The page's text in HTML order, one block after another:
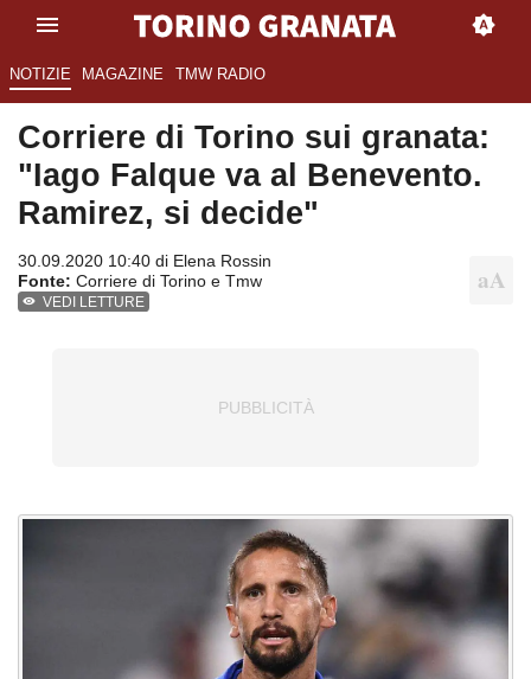
NOTIZIE MAGAZINE TMW RADIO
Corriere di Torino sui granata:
"Iago Falque va al Benevento.
Ramirez, si decide"
30.09.2020 10:40 di Elena Rossin
Fonte: Corriere di Torino e Tmw
VEDI LETTURE